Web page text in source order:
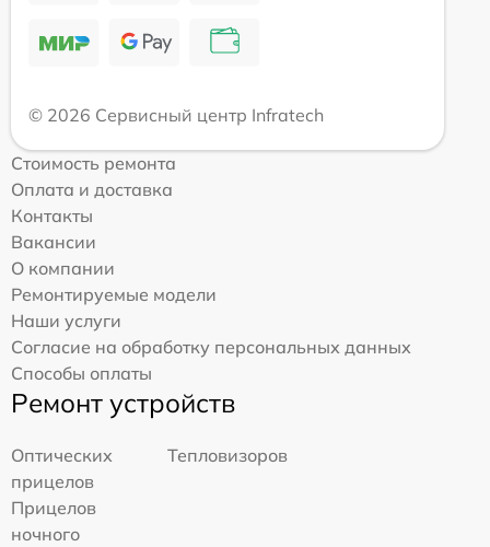
© 2026 Сервисный центр Infratech
Стоимость ремонта
Оплата и доставка
Контакты
Вакансии
О компании
Ремонтируемые модели
Наши услуги
Согласие на обработку персональных данных
Способы оплаты
Ремонт устройств
Оптических
прицелов
Тепловизоров
Прицелов
ночного